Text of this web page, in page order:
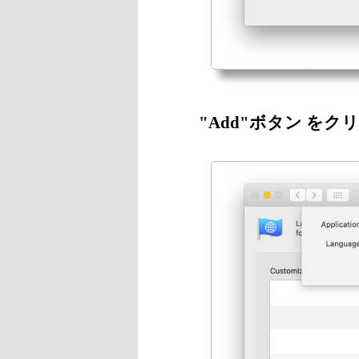
"Add"ボタン をク